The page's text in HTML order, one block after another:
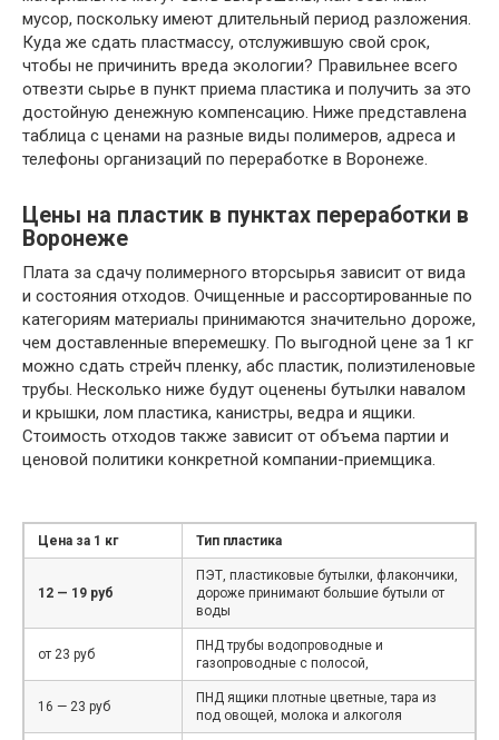
мусор, поскольку имеют длительный период разложения.
Куда же сдать пластмассу, отслужившую свой срок,
чтобы не причинить вреда экологии? Правильнее всего
отвезти сырье в пункт приема пластика и получить за это
достойную денежную компенсацию. Ниже представлена
таблица с ценами на разные виды полимеров, адреса и
телефоны организаций по переработке в Воронеже.
Цены на пластик в пунктах переработки в
Воронеже
Плата за сдачу полимерного вторсырья зависит от вида
и состояния отходов. Очищенные и рассортированные по
категориям материалы принимаются значительно дороже,
чем доставленные вперемешку. По выгодной цене за 1 кг
можно сдать стрейч пленку, абс пластик, полиэтиленовые
трубы. Несколько ниже будут оценены бутылки навалом
и крышки, лом пластика, канистры, ведра и ящики.
Стоимость отходов также зависит от объема партии и
ценовой политики конкретной компании-приемщика.
Цена за 1 кг Тип пластика
12 — 19 руб
ПЭТ, пластиковые бутылки, флакончики,
дороже принимают большие бутыли от
воды
от 23 руб
ПНД трубы водопроводные и
газопроводные с полосой,
16 — 23 руб
ПНД ящики плотные цветные, тара из
под овощей, молока и алкоголя